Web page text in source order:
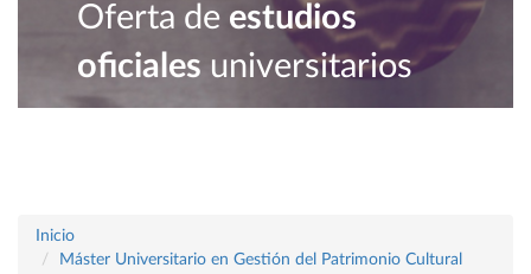
Oferta de estudios
oficiales universitarios
Inicio
Máster Universitario en Gestión del Patrimonio Cultural